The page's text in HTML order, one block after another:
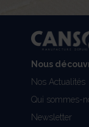
Nous
Nos Actualités
Qui sommes-
Newsletter